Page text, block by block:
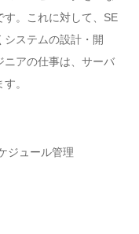
す。これに対して、SE
ステムの設計・開
ニアの仕事は、サーバ
。
ジュール管理